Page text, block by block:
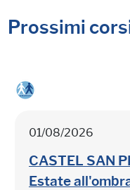
Prossimi
01/08/2026
CASTEL SAN
Estate